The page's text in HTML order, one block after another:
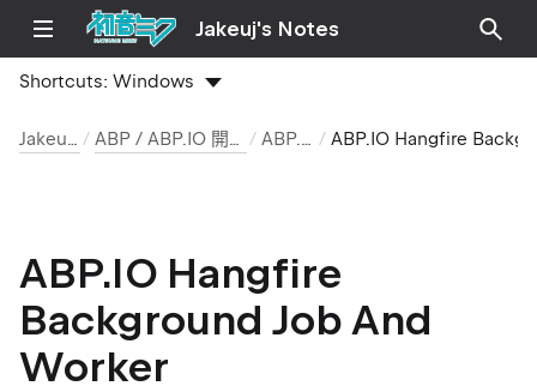
Jakeuj's Notes
Shortcuts:Windows
Jakeuj 筆記本 ABP / ABP.IO 開發環境與安裝筆記 ABP.IO 文章
ABP.IO Hangfire
Background Job And
Worker